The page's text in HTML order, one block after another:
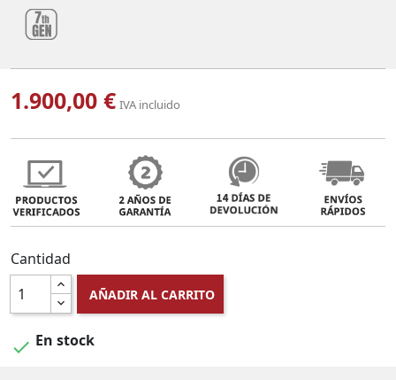
1.900,00 € IVA incluido
Cantidad
AÑADIR AL CARRITO
 En stock